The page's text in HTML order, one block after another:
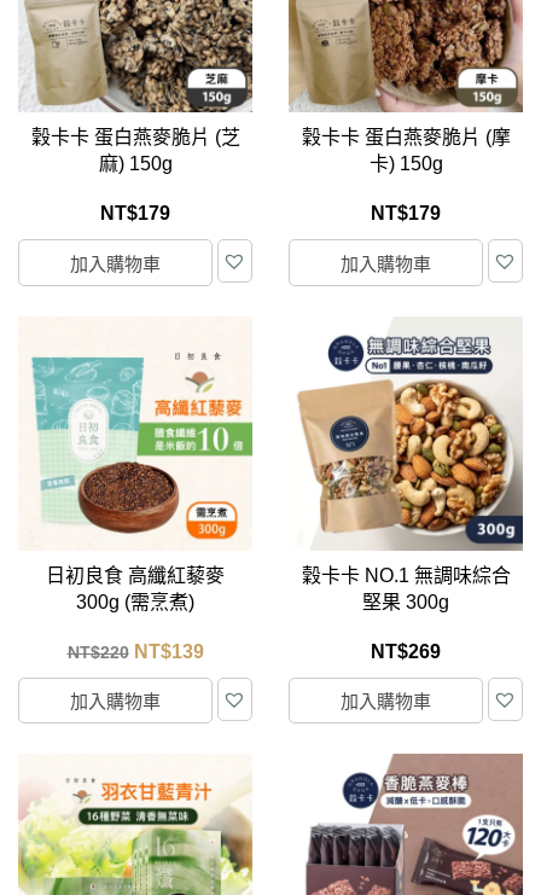
穀卡卡 蛋白燕麥脆片 (芝
麻) 150g
NT$179
加入購物車
穀卡卡 蛋白燕麥脆片 (摩
卡) 150g
NT$179
加入購物車
日初良食 高纖紅藜麥
300g (需烹煮)
NT$220 NT$139
加入購物車
穀卡卡 NO.1 無調味綜合
堅果 300g
NT$269
加入購物車